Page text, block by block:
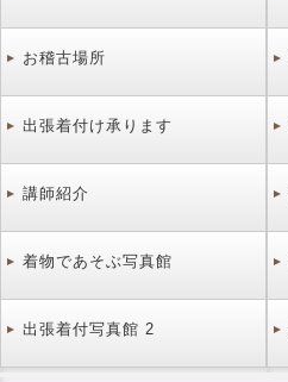
お稽古場所
出張着付け承ります
講師紹介
着物であそぶ写真館
出張着付写真館 2